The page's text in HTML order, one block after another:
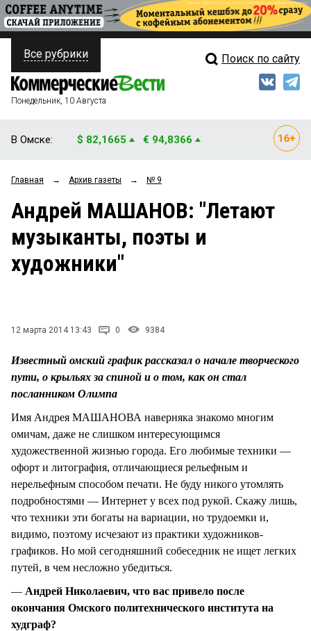
ПОЛИТИКА
ФИНАНСЫ
ОБЩЕСТВО
ЗАКОН
НОВОСТИ КОМПАНИЙ
Свежий выпуск
Рейтинги
Блоги
Все рубрики Поиск по сайту
Понедельник, 10 Августа
В Омске: $ 82,1665 € 94,8366
Главная → Архив газеты → № 9
Андрей МАШАНОВ: "Летают
музыканты, поэты и
художники"
12 марта 2014 13:43 0 9384
Известный омский график рассказал о начале творческого
пути, о крыльях за спиной и о том, как он стал
посланником Олимпа
Имя Андрея МАШАНОВА наверняка знакомо многим
омичам, даже не слишком интересующимся
художественной жизнью города. Его любимые техники —
офорт и литография, отличающиеся рельефным и
нерельефным способом печати. Не буду никого утомлять
подробностями — Интернет у всех под рукой. Скажу лишь,
что техники эти богаты на вариации, но трудоемки и,
видимо, поэтому исчезают из практики художников-
графиков. Но мой сегодняшний собеседник не ищет легких
путей, в чем несложно убедиться.
— Андрей Николаевич, что вас привело после
окончания Омского политехнического института на
худграф?